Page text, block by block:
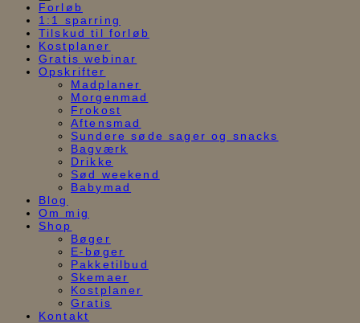
Forløb
1:1 sparring
Tilskud til forløb
Kostplaner
Gratis webinar
Opskrifter
Madplaner
Morgenmad
Frokost
Aftensmad
Sundere søde sager og snacks
Bagværk
Drikke
Sød weekend
Babymad
Blog
Om mig
Shop
Bøger
E-bøger
Pakketilbud
Skemaer
Kostplaner
Gratis
Kontakt